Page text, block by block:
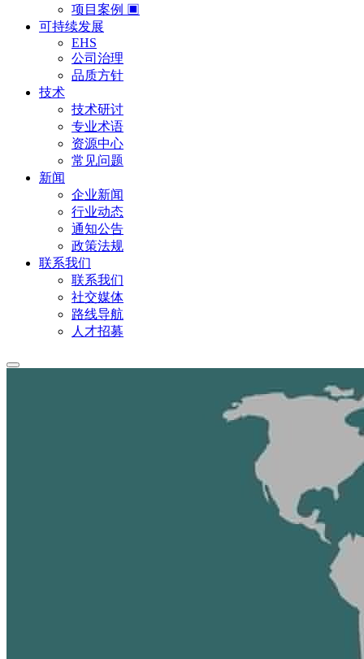
项目案例 ▣
可持续发展
EHS
公司治理
品质方针
技术
技术研讨
专业术语
资源中心
常见问题
新闻
企业新闻
行业动态
通知公告
政策法规
联系我们
联系我们
社交媒体
路线导航
人才招募